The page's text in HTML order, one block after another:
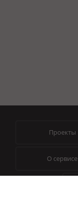
Проекты
О сервисе